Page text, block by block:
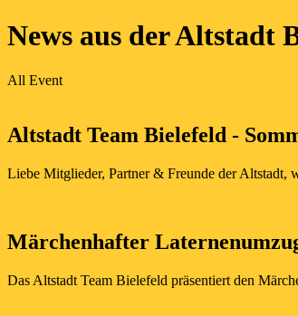
News aus der Altstadt
All Event
Altstadt Team Bielefeld -
Liebe Mitglieder, Partner & Freunde der Altstadt,
Märchenhafter
Das Altstadt Team Bielefeld präsentiert den